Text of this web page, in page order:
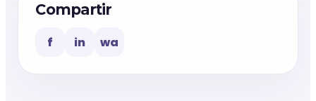
Compartir
f in wa